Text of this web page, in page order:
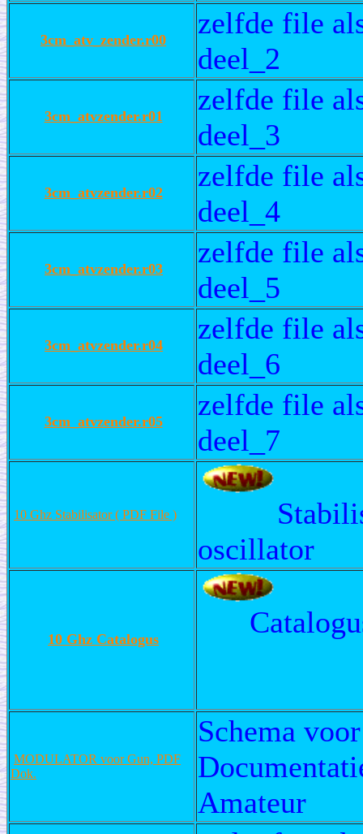
3cm_atv_zender.r00
zelfde file
deel_2
3cm_atvzender.r01
zelfde file
deel_3
3cm_atvzender.r02
zelfde file
deel_4
3cm_atvzender.r03
zelfde file
deel_5
3cm_atvzender.r04
zelfde file
deel_6
3cm_atvzender.r05
zelfde file
deel_7
10 Ghz Stabilisator ( PDF File )
oscillator
10 Ghz Catalogus
MODULATOR voor Gun, PDF
Dok.
Schema
Amateur